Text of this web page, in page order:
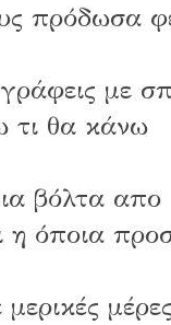
πρόδωσα
με
τι θα κάνω
βόλτα απο
η όποια